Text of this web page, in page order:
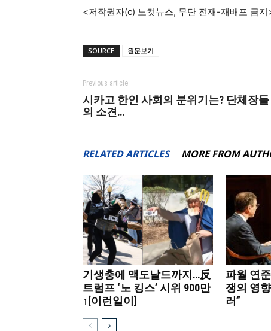
<저작권자(c) 노컷뉴스, 무단 전재-재배포 금지
SOURCE 원문보기
Previous article
시카고 한인 사회의 분위기는? 단체장들
의 소견…
RELATED ARTICLES MORE FROM
기생충에 맥도날드까지…反
트럼프 ‘노 킹스’ 시위 900만
↑[이런일이]
파월 연
쟁의 영
러”